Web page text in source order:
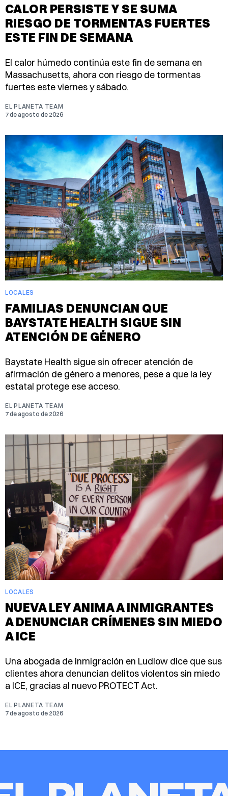
CALOR PERSISTE Y SE SUMA
RIESGO DE TORMENTAS FUERTES
ESTE FIN DE SEMANA
El calor húmedo continúa este fin de semana en
Massachusetts, ahora con riesgo de tormentas
fuertes este viernes y sábado.
EL PLANETA TEAM
7 de agosto de 2026
LOCALES
FAMILIAS DENUNCIAN QUE
BAYSTATE HEALTH SIGUE SIN
ATENCIÓN DE GÉNERO
Baystate Health sigue sin ofrecer atención de
afirmación de género a menores, pese a que la ley
estatal protege ese acceso.
EL PLANETA TEAM
7 de agosto de 2026
LOCALES
NUEVA LEY ANIMA A INMIGRANTES
A DENUNCIAR CRÍMENES SIN MIEDO
A ICE
Una abogada de inmigración en Ludlow dice que sus
clientes ahora denuncian delitos violentos sin miedo
a ICE, gracias al nuevo PROTECT Act.
EL PLANETA TEAM
7 de agosto de 2026